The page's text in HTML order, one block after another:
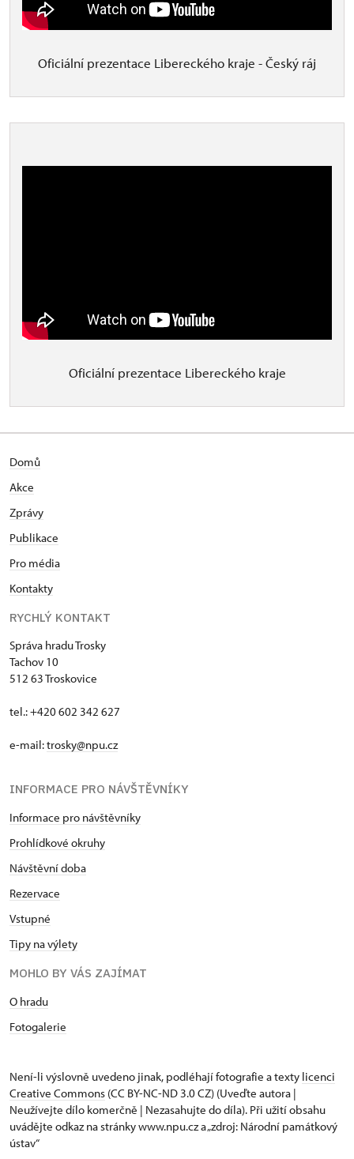
Oficiální prezentace Libereckého kraje - Český ráj
Oficiální prezentace Libereckého kraje
Domů
Akce
Zprávy
Publikace
Pro média
Kontakty
RYCHLÝ KONTAKT
Správa hradu Trosky
Tachov 10
512 63 Troskovice
tel.: +420 602 342 627
e-mail:trosky@npu.cz
INFORMACE PRO NÁVŠTĚVNÍKY
Informace pro návštěvníky
Prohlídkové okruhy
Návštěvní doba
Rezervace
Vstupné
Tipy na výlety
MOHLO BY VÁS ZAJÍMAT
O hradu
Fotogalerie
Není-li výslovně uvedeno jinak, podléhají fotografie a texty licenci
Creative Commons (CC BY-NC-ND 3.0 CZ) (Uveďte autora |
Neužívejte dílo komerčně | Nezasahujte do díla). Při užití obsahu
uvádějte odkaz na stránky www.npu.cz a „zdroj: Národní památkový
ústav“